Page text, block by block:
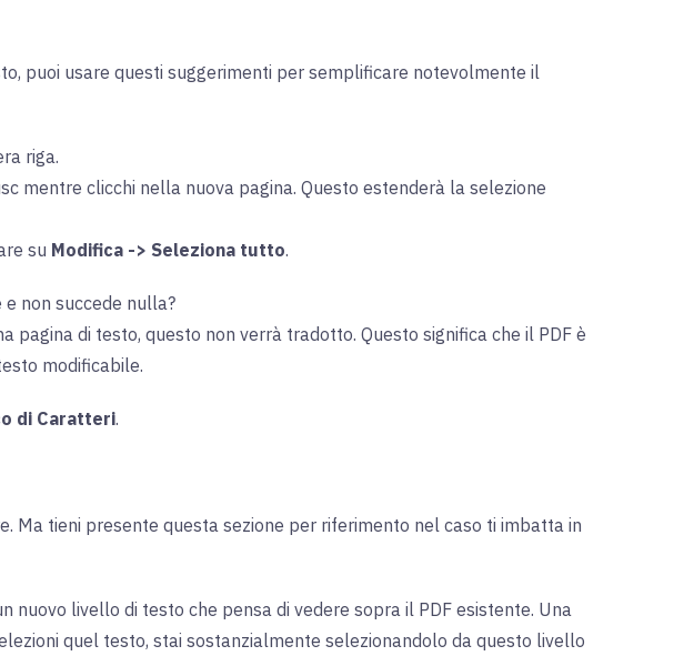
puoi usare questi suggerimenti per semplificare notevolmente il
riga.
mentre clicchi nella nuova pagina. Questo estenderà la selezione
su Modifica -> Seleziona tutto.
non succede nulla?
pagina di testo, questo non verrà tradotto. Questo significa che il PDF è
modificabile.
di Caratteri.
Ma tieni presente questa sezione per riferimento nel caso ti imbatta in
nuovo livello di testo che pensa di vedere sopra il PDF esistente. Una
quel testo, stai sostanzialmente selezionandolo da questo livello